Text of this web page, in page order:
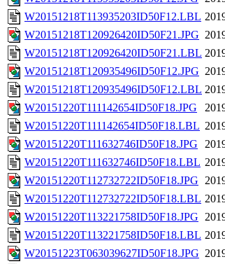
W20151218T113935203ID50F12.LBL
W20151218T120926420ID50F21.JPG
W20151218T120926420ID50F21.LBL
W20151218T120935496ID50F12.JPG
W20151218T120935496ID50F12.LBL
W20151220T111142654ID50F18.JPG
W20151220T111142654ID50F18.LBL
W20151220T111632746ID50F18.JPG
W20151220T111632746ID50F18.LBL
W20151220T112732722ID50F18.JPG
W20151220T112732722ID50F18.LBL
W20151220T113221758ID50F18.JPG
W20151220T113221758ID50F18.LBL
W20151223T063039627ID50F18.JPG